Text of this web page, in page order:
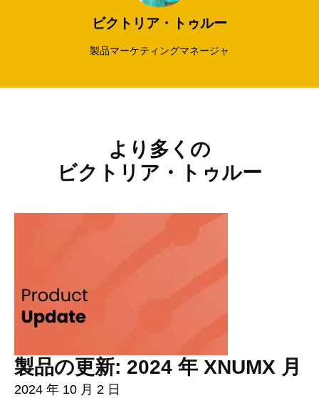
ビクトリア・トゥルー
製品マーケティングマネージャ
より多くの
ビクトリア・トゥルー
製品の更新: 2024 年 XNUMX 月
2024 年 10 月 2 日